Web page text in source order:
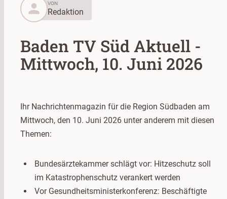
person
VON
Redaktion
Baden TV Süd Aktuell -
Mittwoch, 10. Juni 2026
Ihr Nachrichtenmagazin für die Region Südbaden am
Mittwoch, den 10. Juni 2026 unter anderem mit diesen
Themen:
Bundesärztekammer schlägt vor: Hitzeschutz soll
im Katastrophenschutz verankert werden
Vor Gesundheitsministerkonferenz: Beschäftigte